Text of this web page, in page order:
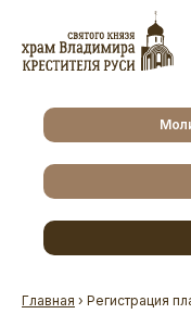
Главная › Регистрация